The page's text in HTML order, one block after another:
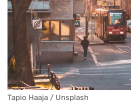
Tapio Haaja / Unsplash